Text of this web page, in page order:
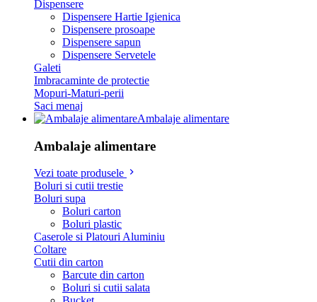
Dispensere
Dispensere Hartie Igienica
Dispensere prosoape
Dispensere sapun
Dispensere Servetele
Galeti
Imbracaminte de protectie
Mopuri-Maturi-perii
Saci menaj
Ambalaje alimentare
Ambalaje alimentare
Vezi toate produsele
Boluri si cutii trestie
Boluri supa
Boluri carton
Boluri plastic
Caserole si Platouri Aluminiu
Coltare
Cutii din carton
Barcute din carton
Boluri si cutii salata